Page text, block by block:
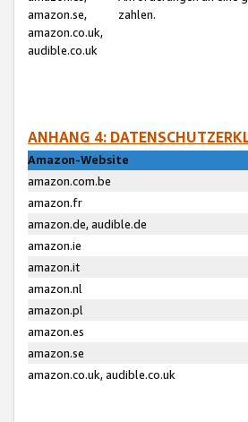
amazon.se,
amazon.co.uk,
audible.co.uk
zahlen.
ANHANG 4:
Amazon-Website
amazon.com.be
amazon.fr
amazon.de, audible.de
amazon.ie
amazon.it
amazon.nl
amazon.pl
amazon.es
amazon.se
amazon.co.uk, audible.co.uk